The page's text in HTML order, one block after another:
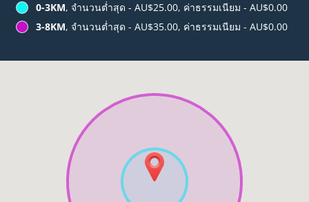
0-3KM, จำนวนต่ำสุด - AU$25.00, ค่าธรรมเนียม - AU$0.00
3-8KM, จำนวนต่ำสุด - AU$35.00, ค่าธรรมเนียม - AU$0.00